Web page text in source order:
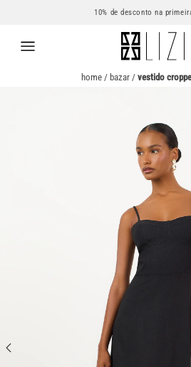
10% de desconto na
home/ bazar/ vestido